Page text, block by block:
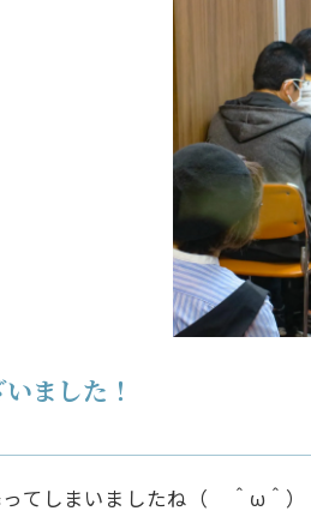
ました！
てしまいましたね（ ＾ω＾）